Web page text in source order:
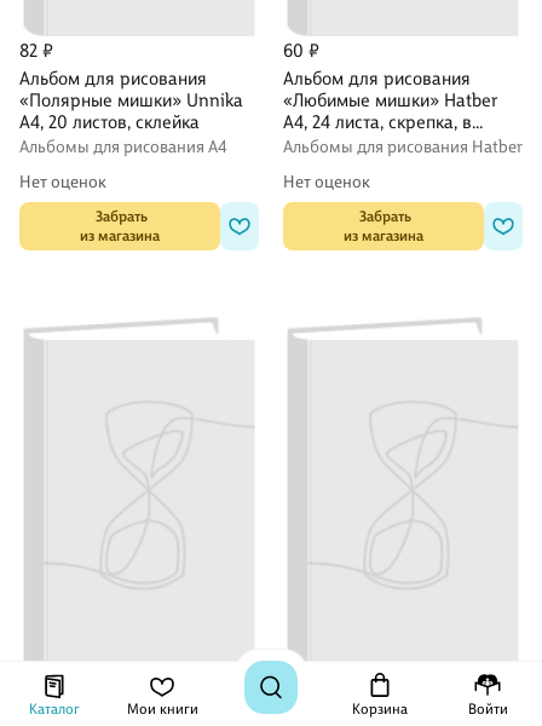
Каталог Мои книги Корзина Войти
82 ₽
Альбом для рисования
«Полярные мишки» Unnika
А4, 20 листов, склейка
Альбомы для рисования А4
Нет оценок
Забрать
из магазина
60 ₽
Альбом для рисования
«Любимые мишки» Hatber
А4, 24 листа, скрепка, в
ассортименте
Альбомы для рисования Hatber
Нет оценок
Забрать
из магазина
180 ₽
Альбом для рисования
Альбом для рисования